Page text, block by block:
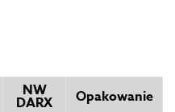
NW
DARX
Opakowanie